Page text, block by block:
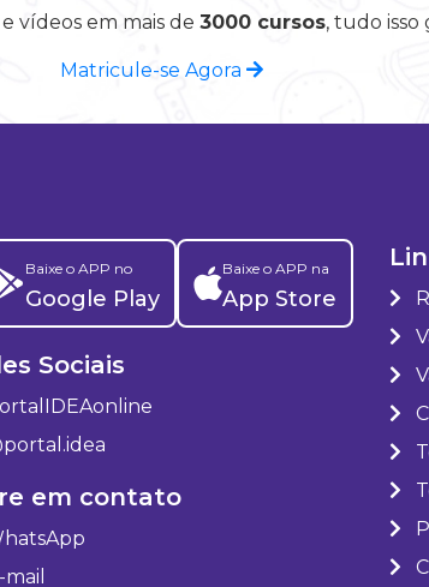
vídeos em mais de 3000 cursos, tudo
Matricule-se Agora
Baixe o APP no
Google Play
Baixe o APP na
App Store
Sociais
em contato
mail